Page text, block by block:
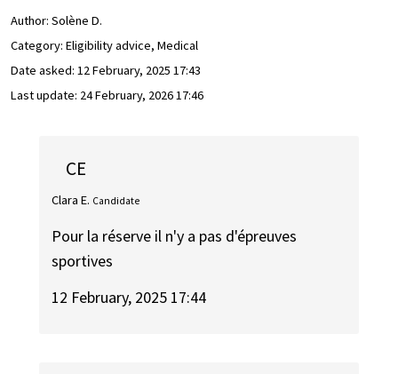
Author: Solène D.
Category: Eligibility advice, Medical
Date asked: 12 February, 2025 17:43
Last update: 24 February, 2026 17:46
CE
Clara E. Candidate
Pour la réserve il n'y a pas d'épreuves
sportives
12 February, 2025 17:44